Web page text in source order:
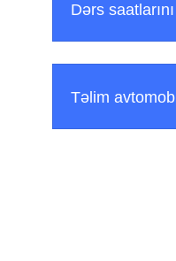
Dərs
Təlim